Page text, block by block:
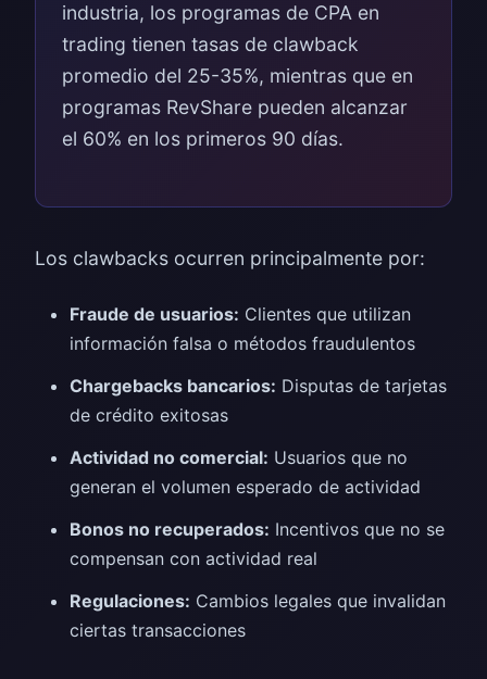
industria, los programas de CPA en
trading tienen tasas de clawback
promedio del 25-35%, mientras que en
programas RevShare pueden alcanzar
el 60% en los primeros 90 días.
Los clawbacks ocurren principalmente por:
Fraude de usuarios: Clientes que utilizan
información falsa o métodos fraudulentos
Chargebacks bancarios: Disputas de tarjetas
de crédito exitosas
Actividad no comercial: Usuarios que no
generan el volumen esperado de actividad
Bonos no recuperados: Incentivos que no se
compensan con actividad real
Regulaciones: Cambios legales que invalidan
ciertas transacciones